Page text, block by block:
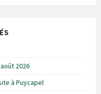
2026
à Puycapel